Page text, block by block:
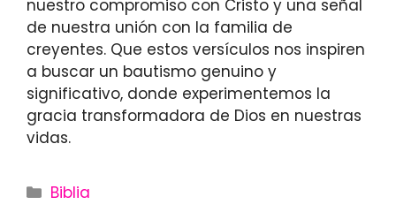
nuestro compromiso con Cristo y una señal
de nuestra unión con la familia de
creyentes. Que estos versículos nos inspiren
a buscar un bautismo genuino y
significativo, donde experimentemos la
gracia transformadora de Dios en nuestras
vidas.
Categories
Biblia